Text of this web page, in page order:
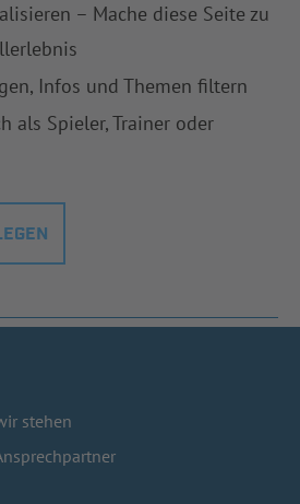
– Mache diese Seite zu
Infos und Themen filtern
als Spieler, Trainer oder
stehen